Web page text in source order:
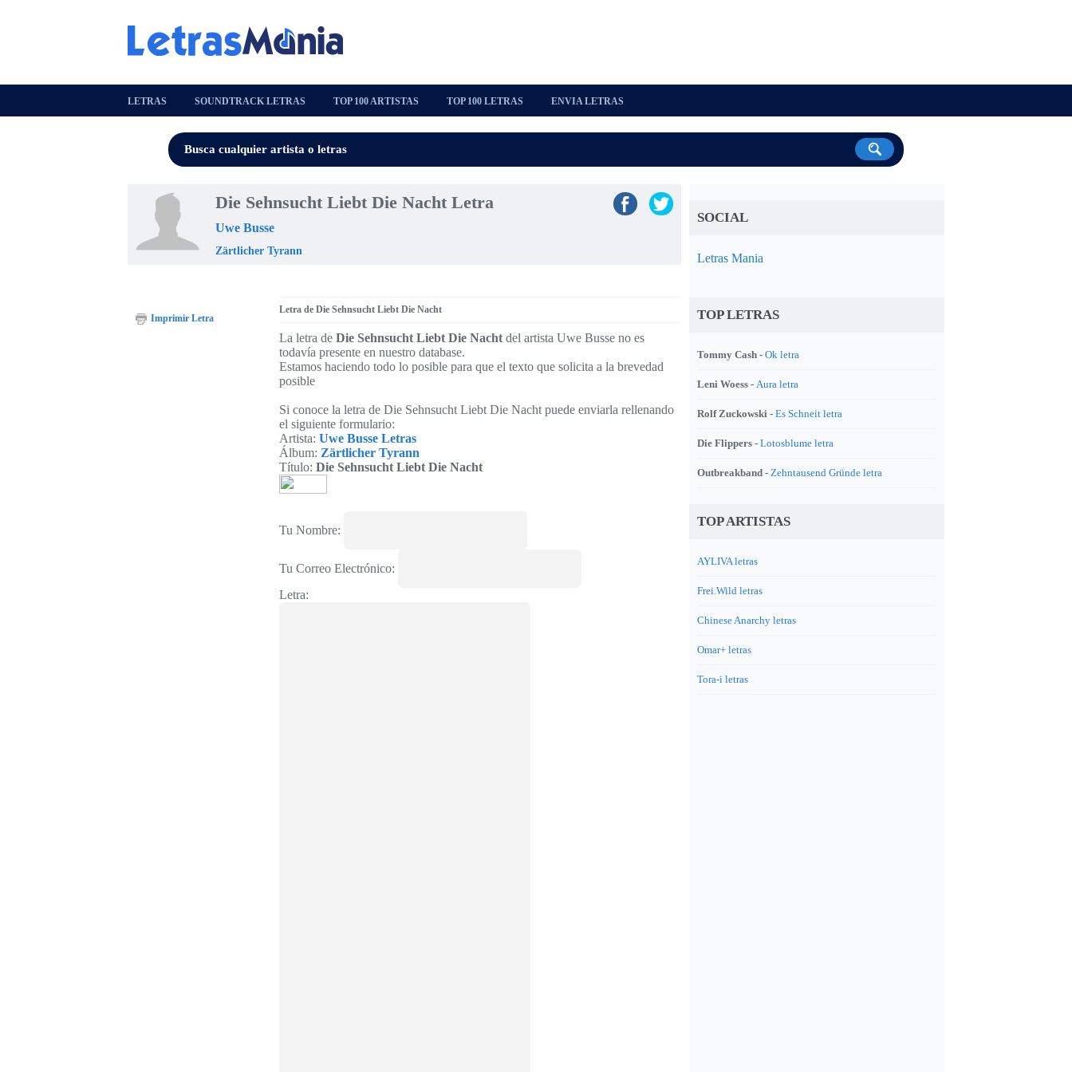
LETRAS SOUNDTRACK LETRAS TOP 100 ARTISTAS TOP 100 LETRAS ENVIA LETRAS
Die Sehnsucht Liebt Die Nacht Letra
Uwe Busse
Zärtlicher Tyrann
Letra de Die Sehnsucht Liebt Die Nacht
La letra de Die Sehnsucht Liebt Die Nacht del artista Uwe Busse no es
todavía presente en nuestro database.
Estamos haciendo todo lo posible para que el texto que solicita a la brevedad
posible
Si conoce la letra de Die Sehnsucht Liebt Die Nacht puede enviarla rellenando
el siguiente formulario:
Artista: Uwe Busse Letras
Álbum: Zärtlicher Tyrann
Título: Die Sehnsucht Liebt Die Nacht
Tu Nombre:
Tu Correo Electrónico:
Letra:
Imprimir Letra
SOCIAL
Letras Mania
TOP LETRAS
Tommy Cash - Ok letra
Leni Woess - Aura letra
Rolf Zuckowski - Es Schneit letra
Die Flippers - Lotosblume letra
Outbreakband - Zehntausend Gründe letra
TOP ARTISTAS
AYLIVA letras
Frei.Wild letras
Chinese Anarchy letras
Omar+ letras
Tora-i letras